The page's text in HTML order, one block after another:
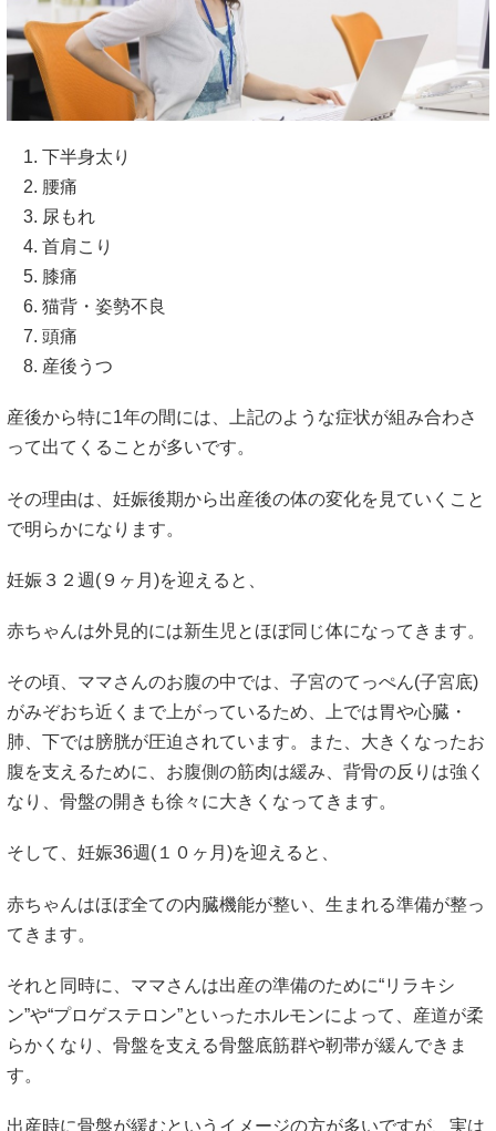
下半身太り
腰痛
尿もれ
首肩こり
膝痛
猫背・姿勢不良
頭痛
産後うつ
産後から特に1年の間には、上記のような症状が組み合わさ
って出てくることが多いです。
その理由は、妊娠後期から出産後の体の変化を見ていくこと
で明らかになります。
妊娠３２週(９ヶ月)を迎えると、
赤ちゃんは外見的には新生児とほぼ同じ体になってきます。
その頃、ママさんのお腹の中では、子宮のてっぺん(子宮底)
がみぞおち近くまで上がっているため、上では胃や心臓・
肺、下では膀胱が圧迫されています。また、大きくなったお
腹を支えるために、お腹側の筋肉は緩み、背骨の反りは強く
なり、骨盤の開きも徐々に大きくなってきます。
そして、妊娠36週(１０ヶ月)を迎えると、
赤ちゃんはほぼ全ての内臓機能が整い、生まれる準備が整っ
てきます。
それと同時に、ママさんは出産の準備のために“リラキシ
ン”や“プロゲステロン”といったホルモンによって、産道が柔
らかくなり、骨盤を支える骨盤底筋群や靭帯が緩んできま
す。
出産時に骨盤が緩むというイメージの方が多いですが、実は